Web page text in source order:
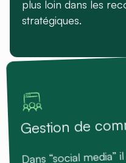
plus loin dans les
stratégiques.
Gestion de
Dans “social media”